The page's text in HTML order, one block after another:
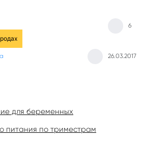
26.03.2017
6
для беременных
питания по триместрам